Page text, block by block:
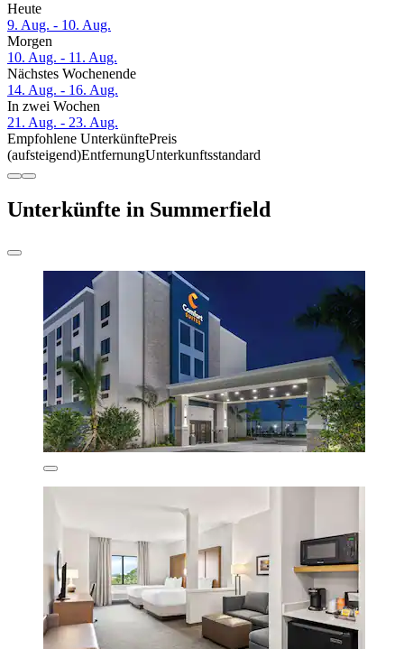
Heute
9. Aug. - 10. Aug.
Morgen
10. Aug. - 11. Aug.
Nächstes Wochenende
14. Aug. - 16. Aug.
In zwei Wochen
21. Aug. - 23. Aug.
Empfohlene UnterkünftePreis
(aufsteigend)EntfernungUnterkunftsstandard
Unterkünfte in Summerfield